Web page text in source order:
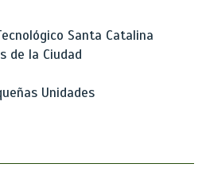
Santa Catalina
de la Ciudad
Unidades